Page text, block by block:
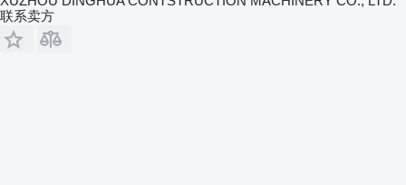
联系卖方